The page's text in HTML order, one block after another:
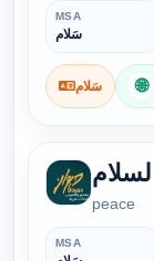
MSA
سَلام
سَلام 🌐
لسلام
peace
MSA